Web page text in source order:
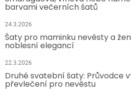
barvami večerních šatů
24.3.2026
Šaty pro maminku nevěsty a
noblesní elegancí
22.3.2026
Druhé svatební šaty: Průvodce
převlečení pro nevěstu